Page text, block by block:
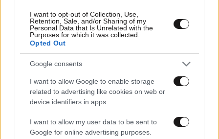
I want to opt-out of Collection, Use,
Retention, Sale, and/or Sharing of my
Personal Data that Is Unrelated with the
Purposes for which it was collected.
Opted Out
Google consents
I want to allow Google to enable storage
related to advertising like cookies on web or
device identifiers in apps.
I want to allow my user data to be sent to
Google for online advertising purposes.
22·03·2020 01:09
Κορονοϊός: Άνοιξε το gov.gr – Υπεύθυνες δηλώσεις από